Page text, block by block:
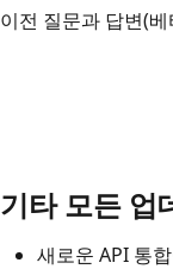
이전 질문과 답변(
기타 모든 업
새로운 API 통